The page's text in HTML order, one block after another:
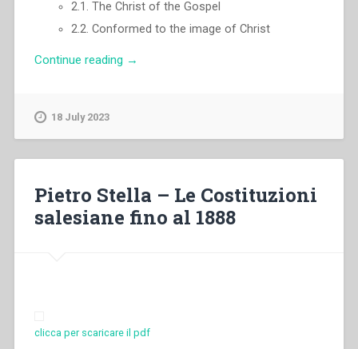
2.1. The Christ of the Gospel
2.2. Conformed to the image of Christ
Continue reading “Pascual
say
that
Christ
→
18 July 2023
Pietro Stella – Le Costituzioni
salesiane fino al 1888
clicca per scaricare il pdf